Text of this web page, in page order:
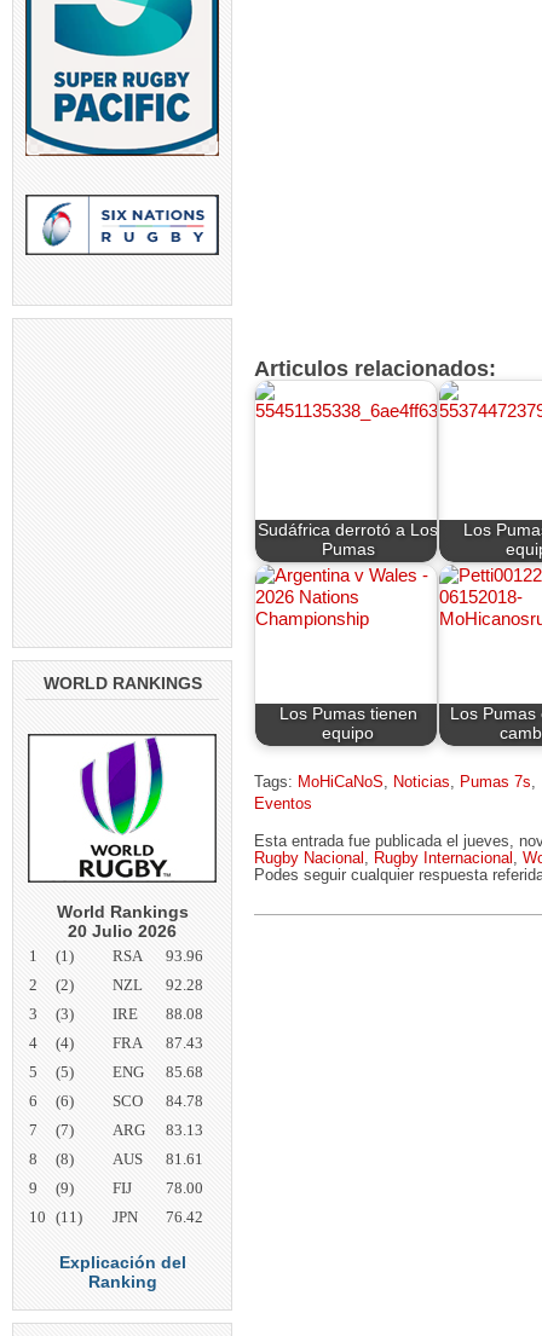
WORLD RANKINGS
World Rankings
20 Julio 2026
1 (1) RSA
93.96
2
(2) NZL
92.28
3
(3) IRE
88.08
4
(4) FRA
87.43
5
(5) ENG
85.68
6
(6) SCO
84.78
7
(7) ARG
83.13
8
(8) AUS
81.61
9
(9) FIJ
78.00
10 (11) JPN 76.42
Explicación del
Ranking
Articulos relacionados:
Sudáfrica derrotó a Los
Pumas
Los
Los Pumas tienen
equipo
Los Pumas
Tags: MoHiCaNoS, Noticias, Pumas 7s,
Eventos
Esta entrada fue publicada el jueves,
Rugby Nacional , Rugby Internacional ,
Podes seguir cualquier respuesta